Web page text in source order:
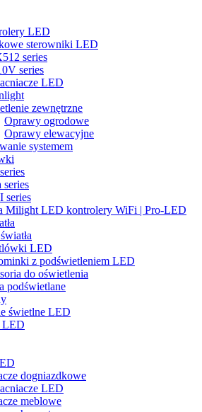
LED
sterowniki LED
series
series
LED
zewnętrzne
Oprawy ogrodowe
Oprawy elewacyjne
systemem
series
series
Milight LED kontrolery WiFi | Pro-LED
LED
z podświetleniem LED
do oświetlenia
podświetlane
świetlne LED
LED
dogniazdkowe
LED
meblowe